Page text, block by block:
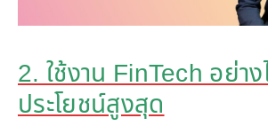
2. ใช้งาน FinTech อย่าง
ประโยชน์สูงสุด